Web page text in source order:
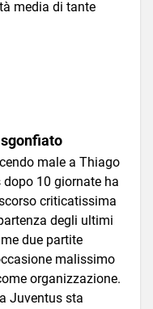
media di tante
male a Thiago
10 giornate ha
criticatissima
degli ultimi
due partite
malissimo
organizzazione.
Juventus sta